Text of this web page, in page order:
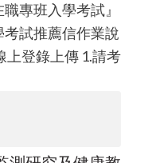
專班入學考試』
試推薦信作業說
上登錄上傳 1.請考